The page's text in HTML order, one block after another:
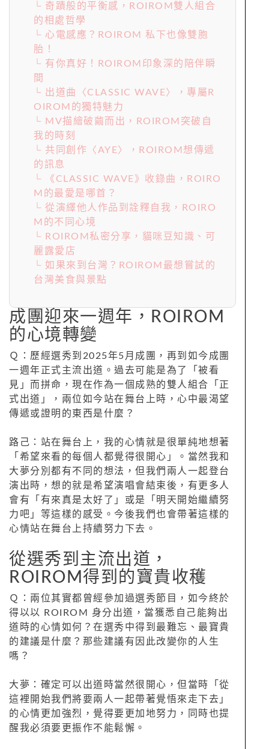
└ 奇蹟般的平衡感，ROIROM雙人組合
的相處哲學
└ 心電感應？ROIROM 私下也像雙胞
胎！
└ 有你真好！ROIROM印象深的陪伴瞬
間
└ 出道曲〈CLASSIC WAVE〉，專屬R
OIROM的獨特魅力
└ MV描繪破繭而出，ROIROM突破自
我的時刻
└ 共同創作〈AYE〉，ROIROM想傳遞
的訊息
└ 《CLASSIC WAVE》收錄曲，ROIRO
M的最愛是哪首？
└ 從演繹他人作品到詮釋自我，ROIRO
M的不同心境
└ ROIROM私密分享，貓咪豆知識、可
麗露愛店
└ 如果來到台灣？ROIROM最想嘗試的
台灣美食與景點
成團迎來一週年，ROIROM
的心境轉變
Ｑ：歷經選秀到2025年5月成團，再到如今成團
一週年正式主流出道。過去可能是為了「被看
見」而拼命，現在作為一個成熟的雙人組合「正
式出道」，兩位如今站在舞台上時，心中最渴望
傳遞或證明的東西是什麼？
路己：站在舞台上，我的心情就是很單純地想著
「希望來看的每個人都覺得很開心」。當然我和
大夢分別都有不同的想法，但我們兩人一起登台
演出時，想的就是希望演唱會結束後，有更多人
會有「有來真是太好了」或是「明天開始繼續努
力吧」等這樣的感受。今後我們也會帶著這樣的
心情站在舞台上持續努力下去。
從選秀到主流出道，
ROIROM得到的寶貴收穫
Ｑ：兩位其實都曾經參加過選秀節目，如今終於
得以以 ROIROM 身分出道，當獲悉自己能夠出
道時的心情如何？在選秀中得到最難忘、最寶貴
的建議是什麼？那些建議有因此改變你的人生
嗎？
大夢：確定可以出道時當然很開心，但當時「從
這裡開始我們將要兩人一起帶著覺悟來走下去」
的心情更加強烈，覺得要更加地努力，同時也提
醒我必須要更振作不能鬆懈。